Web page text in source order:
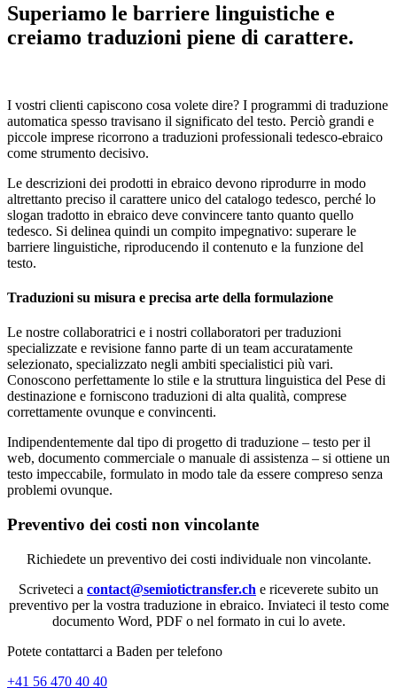
Superiamo le barriere linguistiche e
creiamo traduzioni piene di carattere.
I vostri clienti capiscono cosa volete dire? I programmi di traduzione
automatica spesso travisano il significato del testo. Perciò grandi e
piccole imprese ricorrono a traduzioni professionali tedesco-ebraico
come strumento decisivo.
Le descrizioni dei prodotti in ebraico devono riprodurre in modo
altrettanto preciso il carattere unico del catalogo tedesco, perché lo
slogan tradotto in ebraico deve convincere tanto quanto quello
tedesco. Si delinea quindi un compito impegnativo: superare le
barriere linguistiche, riproducendo il contenuto e la funzione del
testo.
Traduzioni su misura e precisa arte della formulazione
Le nostre collaboratrici e i nostri collaboratori per traduzioni
specializzate e revisione fanno parte di un team accuratamente
selezionato, specializzato negli ambiti specialistici più vari.
Conoscono perfettamente lo stile e la struttura linguistica del Pese di
destinazione e forniscono traduzioni di alta qualità, comprese
correttamente ovunque e convincenti.
Indipendentemente dal tipo di progetto di traduzione – testo per il
web, documento commerciale o manuale di assistenza – si ottiene un
testo impeccabile, formulato in modo tale da essere compreso senza
problemi ovunque.
Preventivo dei costi non vincolante
Richiedete un preventivo dei costi individuale non vincolante.
Scriveteci a contact@semiotictransfer.ch e riceverete subito un
preventivo per la vostra traduzione in ebraico. Inviateci il testo come
documento Word, PDF o nel formato in cui lo avete.
Potete contattarci a Baden per telefono
+41 56 470 40 40